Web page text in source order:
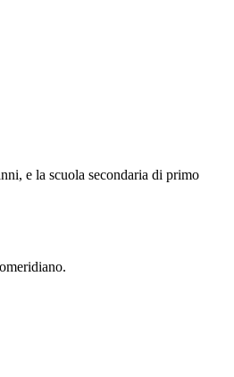
e la scuola secondaria di primo